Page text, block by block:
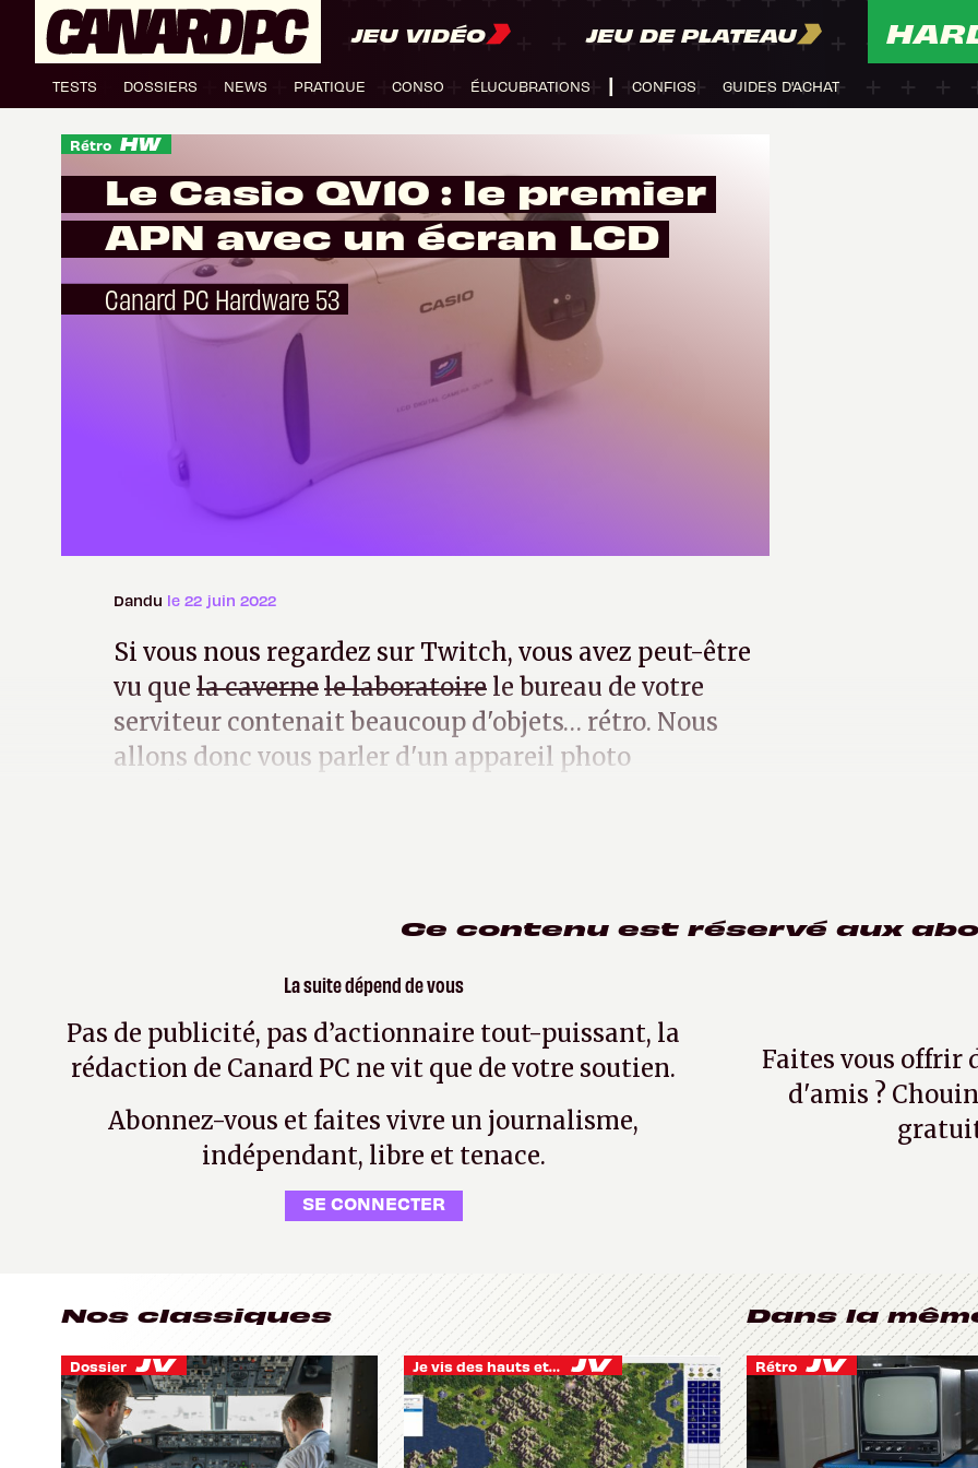
JEU VIDÉO JEU DE PLATEAU
TESTS DOSSIERS NEWS PRATIQUE CONSO ÉLUCUBRATIONS CONFIGS GUIDES D'ACHAT
Rétro
Le Casio QV10 : le premier
APN avec un écran LCD
Canard PC Hardware 53
Dandu le 22 juin 2022
Si vous nous regardez sur Twitch, vous avez peut-être
vu que la cavernele laboratoire le bureau de votre
serviteur contenait beaucoup d'objets… rétro. Nous
allons donc vous parler d'un appareil photo
Ce contenu est réservé aux
La suite dépend de vous
Pas de publicité, pas d’actionnaire tout-puissant, la
rédaction de Canard PC ne vit que de votre soutien.
Abonnez-vous et faites vivre un journalisme,
indépendant, libre et tenace.
SE CONNECTER
Faites vous offrir
d'amis ?
Nos classiques
Dossier Je vis des hauts et des bas
Dans la
Rétro